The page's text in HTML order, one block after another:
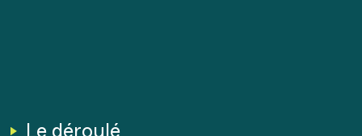
Le déroulé